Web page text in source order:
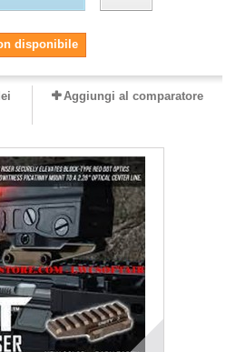
disponibile
Aggiungi al comparatore